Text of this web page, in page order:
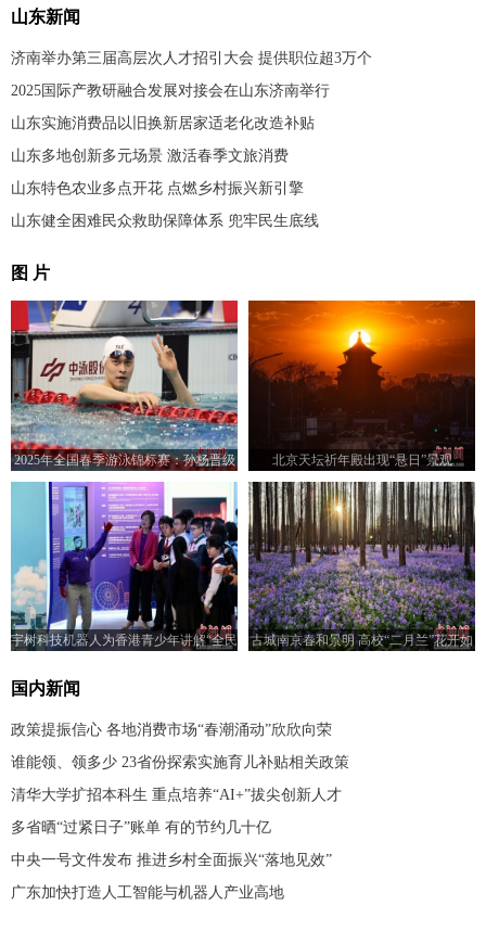
山东新闻
济南举办第三届高层次人才招引大会 提供职位超3万个
2025国际产教研融合发展对接会在山东济南举行
山东实施消费品以旧换新居家适老化改造补贴
山东多地创新多元场景 激活春季文旅消费
山东特色农业多点开花 点燃乡村振兴新引擎
山东健全困难民众救助保障体系 兜牢民生底线
图 片
2025年全国春季游泳锦标赛：孙杨晋级
男子400米自由泳决赛
北京天坛祈年殿出现“悬日”景观
宇树科技机器人为香港青少年讲解“全民
古城南京春和景明 高校“二月兰”花开如
国内新闻
政策提振信心 各地消费市场“春潮涌动”欣欣向荣
谁能领、领多少 23省份探索实施育儿补贴相关政策
清华大学扩招本科生 重点培养“AI+”拔尖创新人才
多省晒“过紧日子”账单 有的节约几十亿
中央一号文件发布 推进乡村全面振兴“落地见效”
广东加快打造人工智能与机器人产业高地